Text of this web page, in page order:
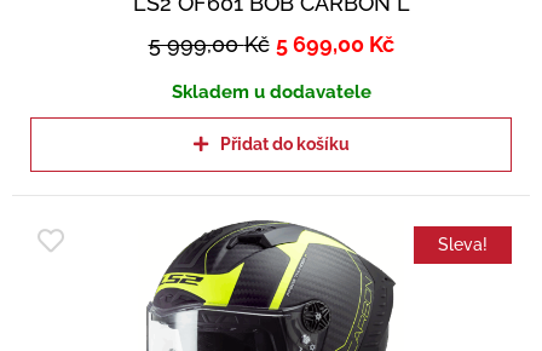
5 999,00Kč 5 699,00 Kč
Skladem u dodavatele
Přidat do košíku
Sleva!